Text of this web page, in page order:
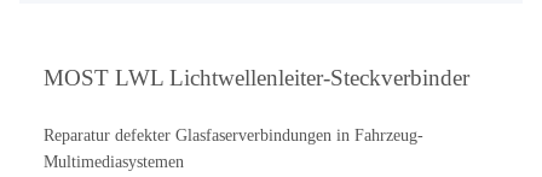
MOST LWL Lichtwellenleiter-Steckverbinder
Reparatur defekter Glasfaserverbindungen in Fahrzeug-
Multimediasystemen